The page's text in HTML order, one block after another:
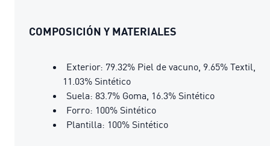
COMPOSICIÓN Y MATERIALES
Exterior: 79.32% Piel de vacuno, 9.65% Textil,
11.03% Sintético
Suela: 83.7% Goma, 16.3% Sintético
Forro: 100% Sintético
Plantilla: 100% Sintético